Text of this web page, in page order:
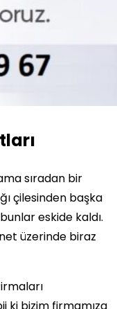
sıradan bir
çilesinden başka
eskide kaldı.
üzerinde biraz